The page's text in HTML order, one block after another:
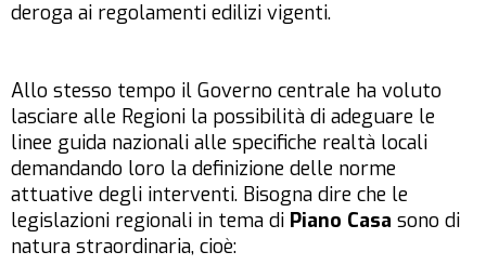
deroga ai regolamenti edilizi vigenti.
Allo stesso tempo il Governo centrale ha voluto
lasciare alle Regioni la possibilità di adeguare le
linee guida nazionali alle specifiche realtà locali
demandando loro la definizione delle norme
attuative degli interventi. Bisogna dire che le
legislazioni regionali in tema di Piano Casa sono di
natura straordinaria, cioè: